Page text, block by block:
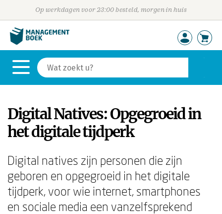
Op werkdagen voor 23:00 besteld, morgen in huis
Digital Natives: Opgegroeid in
het digitale tijdperk
Digital natives zijn personen die zijn
geboren en opgegroeid in het digitale
tijdperk, voor wie internet, smartphones
en sociale media een vanzelfsprekend